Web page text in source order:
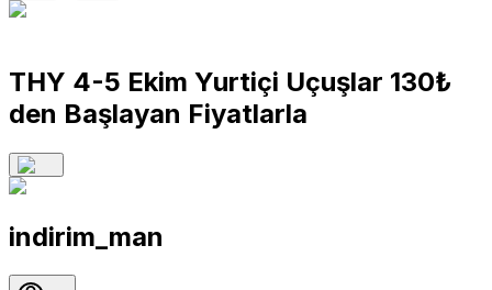
THY 4-5 Ekim Yurtiçi Uçuşlar 130₺
den Başlayan Fiyatlarla
indirim_man